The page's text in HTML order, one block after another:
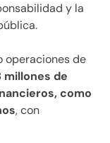
y la
operaciones de
millones de
como
, con